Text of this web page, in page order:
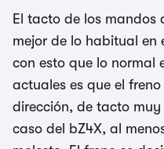
El tacto de los mandos
mejor de lo habitual en
con esto que lo normal
actuales es que el
dirección, de tacto muy
caso del bZ4X, al